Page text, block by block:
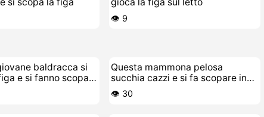
si scopa la figa
gioca la figa sul letto
👁️ 9
baldracca si
e si fanno scopare
Questa mammona pelosa
succhia cazzi e si fa scopare in
stile POV
👁️ 30